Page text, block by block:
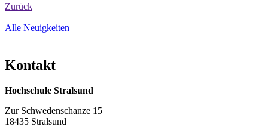
Zurück
Alle Neuigkeiten
Kon­takt
Hochschule Stralsund
Zur Schwedenschanze 15
18435 Stralsund